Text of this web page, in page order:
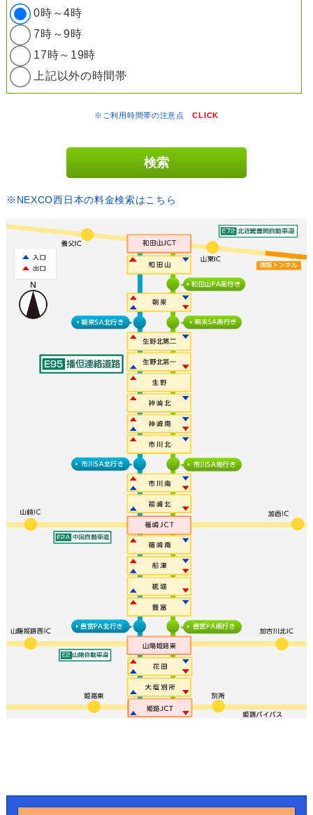
0時～4時
7時～9時
17時～19時
上記以外の時間帯
※ご利用時間帯の注意点CLICK
※NEXCO西日本の料金検索はこちら